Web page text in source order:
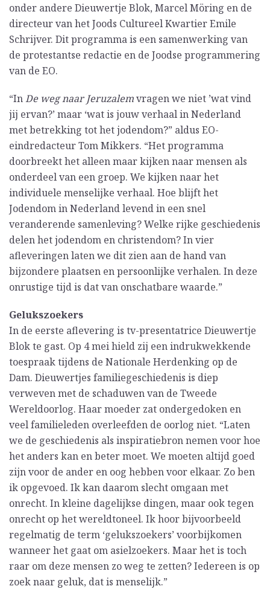
onder andere Dieuwertje Blok, Marcel Möring en de
directeur van het Joods Cultureel Kwartier Emile
Schrijver. Dit programma is een samenwerking van
de protestantse redactie en de Joodse programmering
van de EO.
“InDe weg naar Jeruzalemvragen we niet ’wat vind
jij ervan?’ maar ‘wat is jouw verhaal in Nederland
met betrekking tot het jodendom?” aldus EO-
eindredacteur Tom Mikkers. “Het programma
doorbreekt het alleen maar kijken naar mensen als
onderdeel van een groep. We kijken naar het
individuele menselijke verhaal. Hoe blijft het
Jodendom in Nederland levend in een snel
veranderende samenleving? Welke rijke geschiedenis
delen het jodendom en christendom? In vier
afleveringen laten we dit zien aan de hand van
bijzondere plaatsen en persoonlijke verhalen. In deze
onrustige tijd is dat van onschatbare waarde.”
Gelukszoekers
In de eerste aflevering is tv-presentatrice Dieuwertje
Blok te gast. Op 4 mei hield zij een indrukwekkende
toespraak tijdens de Nationale Herdenking op de
Dam. Dieuwertjes familiegeschiedenis is diep
verweven met de schaduwen van de Tweede
Wereldoorlog. Haar moeder zat ondergedoken en
veel familieleden overleefden de oorlog niet. “Laten
we de geschiedenis als inspiratiebron nemen voor hoe
het anders kan en beter moet. We moeten altijd goed
zijn voor de ander en oog hebben voor elkaar. Zo ben
ik opgevoed. Ik kan daarom slecht omgaan met
onrecht. In kleine dagelijkse dingen, maar ook tegen
onrecht op het wereldtoneel. Ik hoor bijvoorbeeld
regelmatig de term ‘gelukszoekers’ voorbijkomen
wanneer het gaat om asielzoekers. Maar het is toch
raar om deze mensen zo weg te zetten? Iedereen is op
zoek naar geluk, dat is menselijk.”